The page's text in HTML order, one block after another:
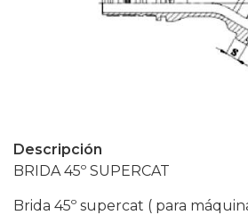
Descripción
BRIDA 45º SUPERCAT
Brida 45º supercat ( para